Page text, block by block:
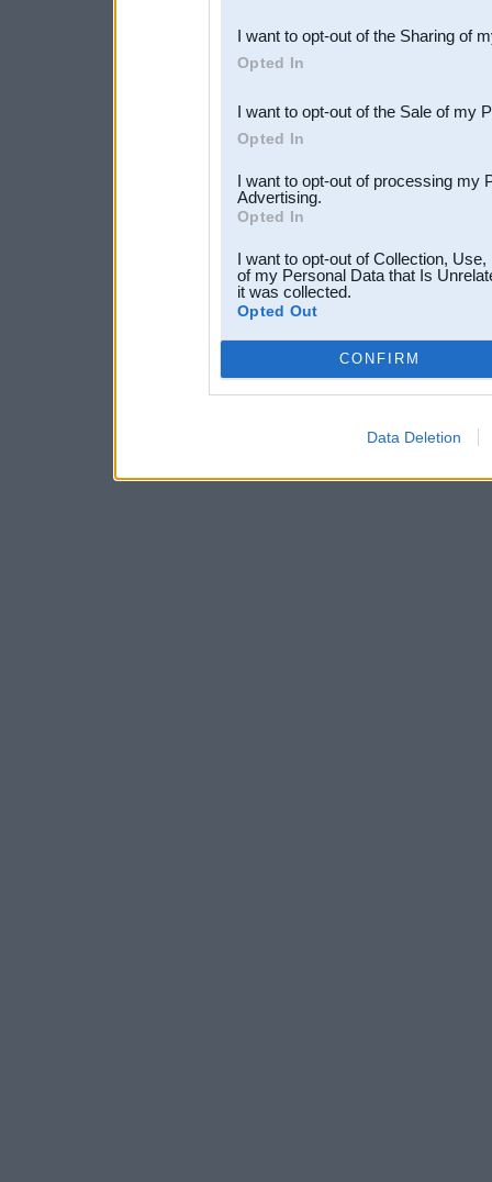
Downstream Participants
third parties.
I want to opt-out of the Sharing of
Opted In
I want to opt-out of the Sale of my
Opted In
I want to opt-out of processing my
Advertising.
Opted In
I want to opt-out of Collection,
of my Personal Data that Is
it was collected.
Opted Out
CONFIRM
Data Deletion